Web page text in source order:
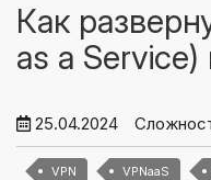
Как
as a
25.04.2024
VPN VPNaaS